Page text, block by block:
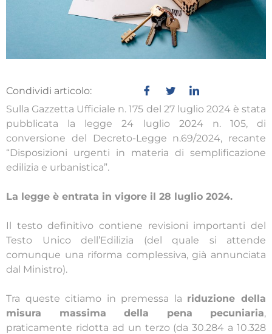
Condividi articolo:
Sulla Gazzetta Ufficiale n. 175 del 27 luglio 2024 è stata
pubblicata la legge 24 luglio 2024 n. 105, di
conversione del Decreto-Legge n.69/2024, recante
“Disposizioni urgenti in materia di semplificazione
edilizia e urbanistica”.
La legge è entrata in vigore il 28 luglio 2024.
Il testo definitivo contiene revisioni importanti del
Testo Unico dell’Edilizia (del quale si attende
comunque una riforma complessiva, già annunciata
dal Ministro).
Tra queste citiamo in premessa la riduzione della
misura massima della pena pecuniaria,
praticamente ridotta ad un terzo (da 30.284 a 10.328